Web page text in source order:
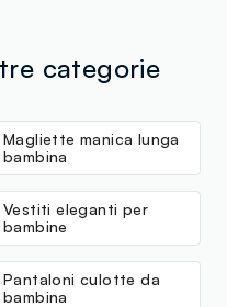
categorie
Magliette manica lunga
bambina
Vestiti eleganti per
bambine
Pantaloni culotte da
bambina